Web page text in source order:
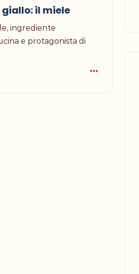
giallo: il miele
ingrediente
e protagonista di